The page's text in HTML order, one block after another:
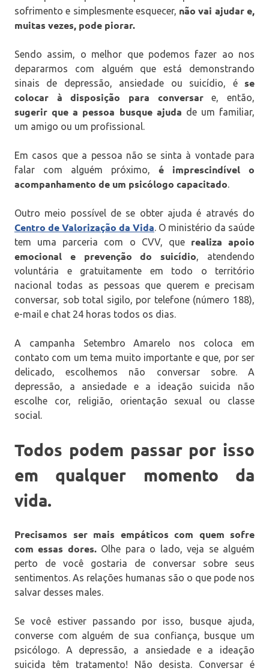
sofrimento e simplesmente esquecer, não vai ajudar e,
muitas vezes, pode piorar.
Sendo assim, o melhor que podemos fazer ao nos
depararmos com alguém que está demonstrando
sinais de depressão, ansiedade ou suicídio, é se
colocar à disposição para conversare, então,
sugerir que a pessoa busque ajuda de um familiar,
um amigo ou um profissional.
Em casos que a pessoa não se sinta à vontade para
falar com alguém próximo, é imprescindível o
acompanhamento de um psicólogo capacitado.
Outro meio possível de se obter ajuda é através do
Centro de Valorização da Vida. O ministério da saúde
tem uma parceria com o CVV, que realiza apoio
emocional e prevenção do suicídio, atendendo
voluntária e gratuitamente em todo o território
nacional todas as pessoas que querem e precisam
conversar, sob total sigilo, por telefone (número 188),
e-mail e chat 24 horas todos os dias.
A campanha Setembro Amarelo nos coloca em
contato com um tema muito importante e que, por ser
delicado, escolhemos não conversar sobre. A
depressão, a ansiedade e a ideação suicida não
escolhe cor, religião, orientação sexual ou classe
social.
Todos podem passar por isso
em qualquer momento da
vida.
Precisamos ser mais empáticos com quem sofre
com essas dores.Olhe para o lado, veja se alguém
perto de você gostaria de conversar sobre seus
sentimentos. As relações humanas são o que pode nos
salvar desses males.
Se você estiver passando por isso, busque ajuda,
converse com alguém de sua confiança, busque um
psicólogo. A depressão, a ansiedade e a ideação
suicida têm tratamento! Não desista. Conversar é